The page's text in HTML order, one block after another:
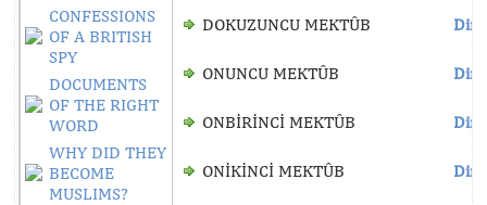
CONFESSIONS
OF A BRITISH
SPY
DOCUMENTS
OF THE RIGHT
WORD
WHY DID THEY
BECOME
MUSLIMS?
DOKUZUNCU MEKTÛB
ONUNCU MEKTÛB
ONBİRİNCİ MEKTÛB
ONİKİNCİ MEKTÛB